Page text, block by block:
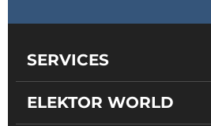
SERVICES
ELEKTOR WORLD